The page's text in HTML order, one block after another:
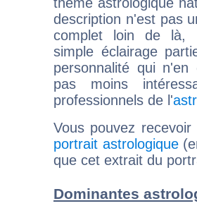
thème astrologique
description n'est pas
complet loin de là,
simple éclairage
personnalité qui n'en
pas moins
professionnels de l'
Vous pouvez
portrait astrologique
que cet extrait du
Dominantes